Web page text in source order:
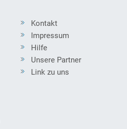
Kontakt
Impressum
Hilfe
Unsere Partner
Link zu uns